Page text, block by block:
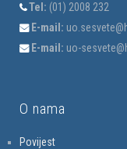
Tel: (01) 2008 232
E-mail:
E-mail: uo-
O nama
Povijest